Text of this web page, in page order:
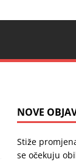
NOVE
Stiže
se očekuju